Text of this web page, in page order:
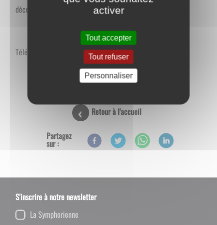
découvrir.
Téléchargez le plan de randonnée ducircuit des lavoirs
Retour à l'accueil
Partagez
sur :
S'inscrire à notre newsletter
La Symphorienne
activer
Tout accepter
Tout refuser
Personnaliser